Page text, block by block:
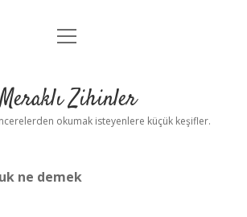
Anasayfa
Yasal Uyarı
menüyü
Zihinler
okumak isteyenlere küçük keşifler.
ne demek